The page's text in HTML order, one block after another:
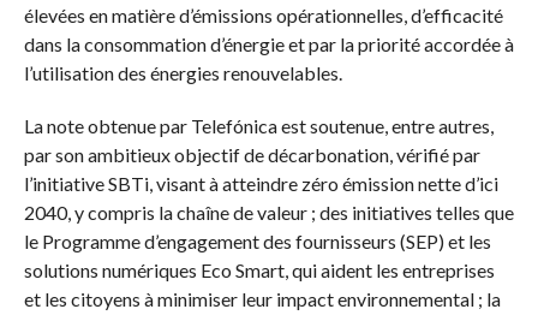
élevées en matière d’émissions opérationnelles, d’efficacité
dans la consommation d’énergie et par la priorité accordée à
l’utilisation des énergies renouvelables.
La note obtenue par Telefónica est soutenue, entre autres,
par son ambitieux objectif de décarbonation, vérifié par
l’initiative SBTi, visant à atteindre zéro émission nette d’ici
2040, y compris la chaîne de valeur ; des initiatives telles que
le Programme d’engagement des fournisseurs (SEP) et les
solutions numériques Eco Smart, qui aident les entreprises
et les citoyens à minimiser leur impact environnemental ; la